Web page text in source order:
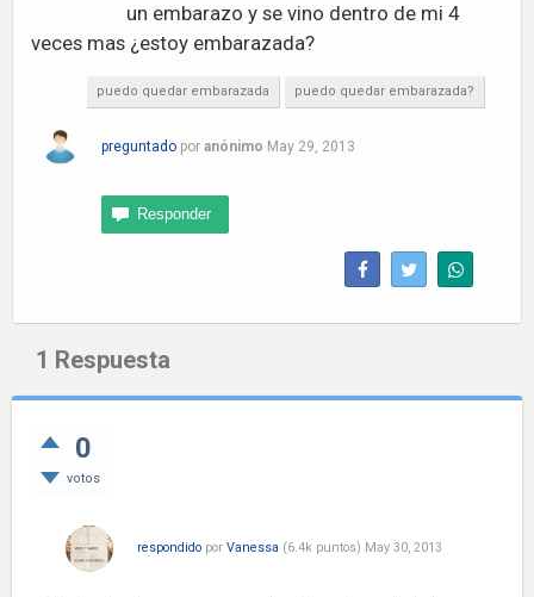
un embarazo y se vino dentro de mi 4
veces mas ¿estoy embarazada?
puedo quedar embarazada puedo quedar embarazada?
preguntado por anónimo May 29, 2013
1 Respuesta
0
votos
respondido por Vanessa (6.4k puntos) May 30, 2013